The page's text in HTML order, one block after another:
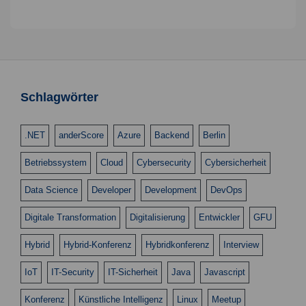
Schlagwörter
.NET anderScore Azure Backend Berlin
Betriebssystem Cloud Cybersecurity Cybersicherheit
Data Science Developer Development DevOps
Digitale Transformation Digitalisierung Entwickler GFU
Hybrid Hybrid-Konferenz Hybridkonferenz Interview
IoT IT-Security IT-Sicherheit Java Javascript
Konferenz Künstliche Intelligenz Linux Meetup